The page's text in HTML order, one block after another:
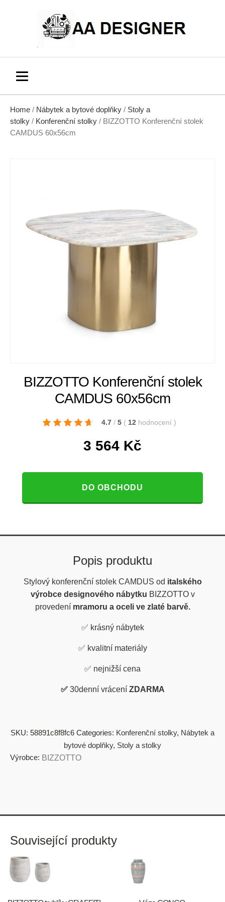
Home / Nábytek a bytové doplňky / Stoly a
stolky / Konferenční stolky / BIZZOTTO Konferenční stolek
CAMDUS 60x56cm
BIZZOTTO Konferenční stolek
CAMDUS 60x56cm
4.7 / 5 ( 12 hodnocení )
3 564 Kč
DO OBCHODU
Popis produktu
Stylový konferenční stolek CAMDUS od italského
výrobce designového nábytku BIZZOTTO v
provedení mramoru a oceli ve zlaté barvě.
✅ krásný nábytek
✅ kvalitní materiály
✅ nejnižší cena
✅ 30denní vrácení ZDARMA
SKU: 58891c8f8fc6 Categories: Konferenční stolky, Nábytek a
bytové doplňky, Stoly a stolky
Výrobce: BIZZOTTO
Související produkty